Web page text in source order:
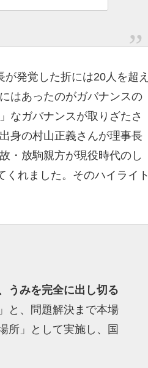
発覚した折には20人を超え
はあったのがガバナンスの
なガバナンスが取りざたさ
身の村山正義さんが理事長
・放駒親方が現役時代のし
くれました。そのハイライト
うみを完全に出し切る
」と、問題解決まで本場
所」として実施し、国